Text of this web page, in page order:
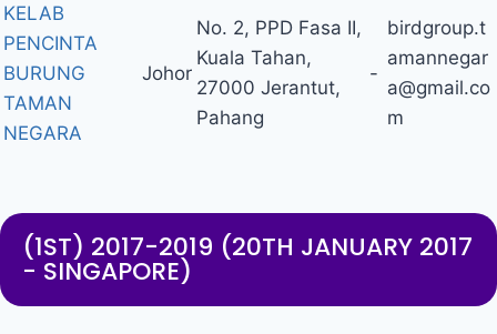
KELAB
PENCINTA
BURUNG
TAMAN
NEGARA
Johor
No. 2, PPD Fasa II,
Kuala Tahan,
27000 Jerantut,
Pahang
-
birdgroup.t
amannegar
a@gmail.co
m
(1ST) 2017-2019 (20TH JANUARY 2017
- SINGAPORE)